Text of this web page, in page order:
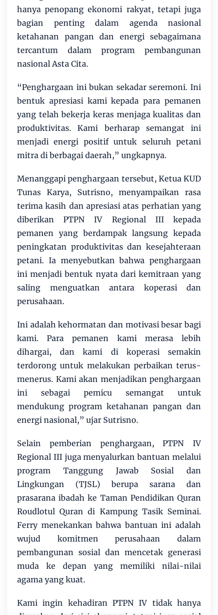
hanya penopang ekonomi rakyat, tetapi juga
bagian penting dalam agenda nasional
ketahanan pangan dan energi sebagaimana
tercantum dalam program pembangunan
nasional Asta Cita.
“Penghargaan ini bukan sekadar seremoni. Ini
bentuk apresiasi kami kepada para pemanen
yang telah bekerja keras menjaga kualitas dan
produktivitas. Kami berharap semangat ini
menjadi energi positif untuk seluruh petani
mitra di berbagai daerah,” ungkapnya.
Menanggapi penghargaan tersebut, Ketua KUD
Tunas Karya, Sutrisno, menyampaikan rasa
terima kasih dan apresiasi atas perhatian yang
diberikan PTPN IV Regional III kepada
pemanen yang berdampak langsung kepada
peningkatan produktivitas dan kesejahteraan
petani. Ia menyebutkan bahwa penghargaan
ini menjadi bentuk nyata dari kemitraan yang
saling menguatkan antara koperasi dan
perusahaan.
Ini adalah kehormatan dan motivasi besar bagi
kami. Para pemanen kami merasa lebih
dihargai, dan kami di koperasi semakin
terdorong untuk melakukan perbaikan terus-
menerus. Kami akan menjadikan penghargaan
ini sebagai pemicu semangat untuk
mendukung program ketahanan pangan dan
energi nasional,” ujar Sutrisno.
Selain pemberian penghargaan, PTPN IV
Regional III juga menyalurkan bantuan melalui
program Tanggung Jawab Sosial dan
Lingkungan (TJSL) berupa sarana dan
prasarana ibadah ke Taman Pendidikan Quran
Roudlotul Quran di Kampung Tasik Seminai.
Ferry menekankan bahwa bantuan ini adalah
wujud komitmen perusahaan dalam
pembangunan sosial dan mencetak generasi
muda ke depan yang memiliki nilai-nilai
agama yang kuat.
Kami ingin kehadiran PTPN IV tidak hanya